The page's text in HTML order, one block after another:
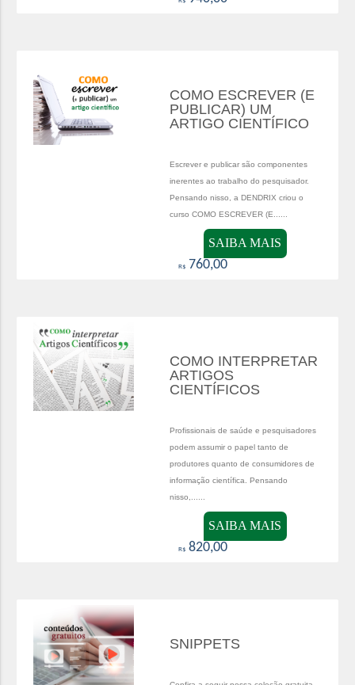
COMO ESCREVER (E
PUBLICAR) UM
ARTIGO CIENTÍFICO
Escrever e publicar são componentes
inerentes ao trabalho do pesquisador.
Pensando nisso, a DENDRIX criou o
curso COMO ESCREVER (E......
SAIBA MAIS
R$ 760,00
COMO INTERPRETAR
ARTIGOS
CIENTÍFICOS
Profissionais de saúde e pesquisadores
podem assumir o papel tanto de
produtores quanto de consumidores de
informação científica. Pensando
nisso,......
SAIBA MAIS
R$ 820,00
SNIPPETS